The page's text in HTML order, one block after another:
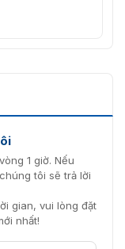
1 giờ. Nếu
tôi sẽ trả lời
gian, vui lòng đặt
nhất!